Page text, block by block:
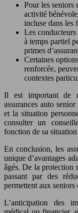
Pour les seniors
activité
incluse dans les
Les
à temps partiel
primes
Certaines
renforcée,
contextes
Il est important de
assurances auto
et la situation
consulter un
fonction de sa
En conclusion, les
unique d’avantages
âgés. De la protection
passant par des
permettent aux
L’anticipation des